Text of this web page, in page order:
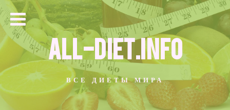
ALL-DIET.INFO
ВСЕ ДИЕТЫ МИРА